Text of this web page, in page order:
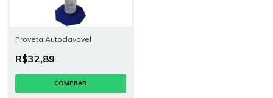
Proveta Autoclavavel
R$32,89
COMPRAR